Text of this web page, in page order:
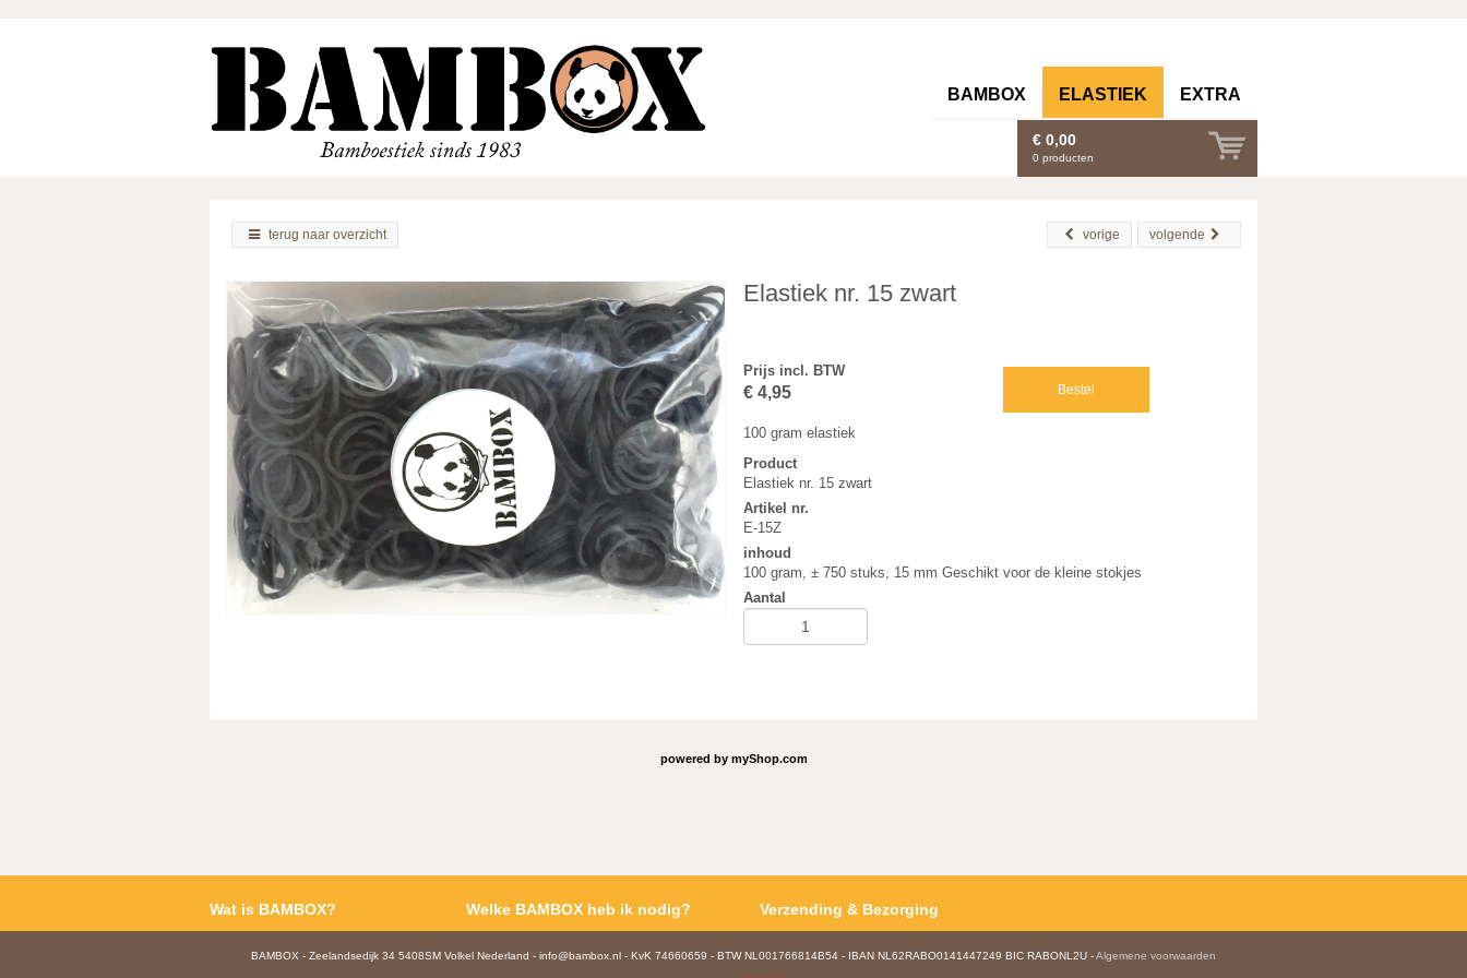
BAMBOX ELASTIEK EXTRA
€ 0,00
0 producten
terug naar overzicht volgende
vorige
Elastiek nr. 15 zwart
Prijs incl. BTW
€ 4,95 Bestel
100 gram elastiek
Product
Elastiek nr. 15 zwart
Artikel nr.
E-15Z
inhoud
100 gram, ± 750 stuks, 15 mm Geschikt voor de kleine stokjes
Aantal
powered by myShop.com
Wat is BAMBOX? Welke BAMBOX heb ik nodig? Verzending & Bezorging
BAMBOX - Zeelandsedijk 34 5408SM Volkel Nederland - info@bambox.nl - KvK 74660659 - BTW NL001766814B54 - IBAN NL62RABO0141447249 BIC RABONL2U -Algemene voorwaarden